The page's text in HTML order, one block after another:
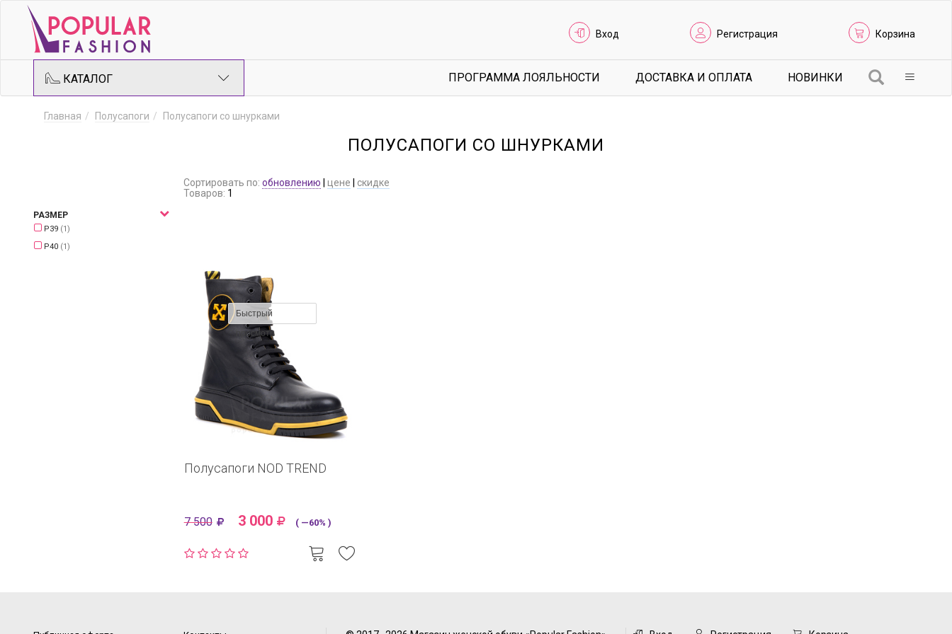
Вход Регистрация Корзина
КАТАЛОГ ПРОГРАММА ЛОЯЛЬНОСТИ ДОСТАВКА И ОПЛАТА НОВИНКИ
Главная Полусапоги Полусапоги со шнурками
ПОЛУСАПОГИ СО ШНУРКАМИ
РАЗМЕР
Р39 (1)
Р40 (1)
Сортировать по: обновлению цене
скидке
Товаров: 1
Быстрый
просмотр
Полусапоги NOD TREND
7 500 3 000 ( —60% )